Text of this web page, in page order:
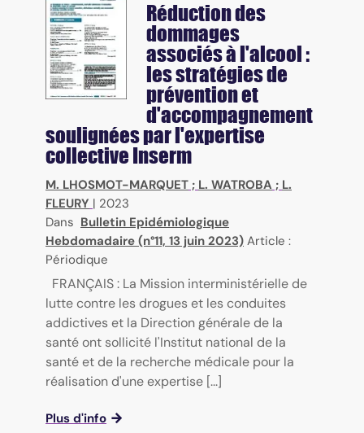
Réduction des
dommages
associés à l'alcool :
les stratégies de
prévention et
d'accompagnement
soulignées par l'expertise
collective Inserm
M. LHOSMOT-MARQUET ; L. WATROBA ; L.
FLEURY | 2023
Dans Bulletin Epidémiologique
Hebdomadaire (n°11, 13 juin 2023) Article :
Périodique
FRANÇAIS : La Mission interministérielle de
lutte contre les drogues et les conduites
addictives et la Direction générale de la
santé ont sollicité l'Institut national de la
santé et de la recherche médicale pour la
réalisation d'une expertise [...]
Plus d'info